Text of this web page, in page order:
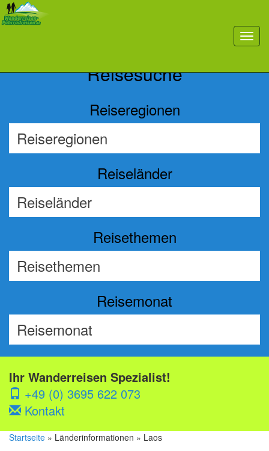
toggle
Reisesuche
Reiseregionen
Reiseländer
Reisethemen
Reisemonat
Ihr Wanderreisen Spezialist!
+49 (0) 3695 622 073
Kontakt
Startseite » Länderinformationen » Laos